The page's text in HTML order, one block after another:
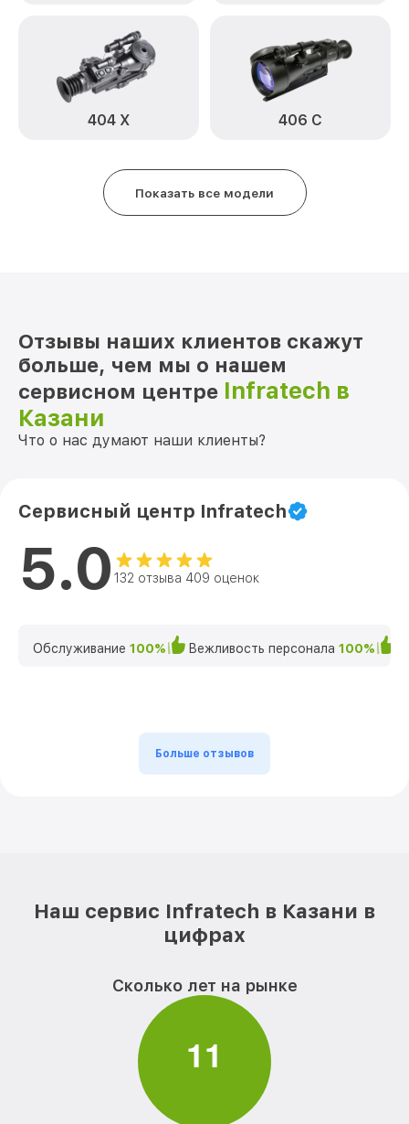
Замена дисплея (экрана) 406 ДK
Infratech
от 750₽
Прошивка (Обновление ПО) 406 ДK
Восстановление после попадания влаги
406 ДK Infratech
404 Х 406 С
Показать все модели
Отзывы наших клиентов скажут
больше, чем мы о нашем
сервисном центре Infratech в
Казани
Что о нас думают наши клиенты?
Сервисный центр Infratech
5.0 132 отзыва 409 оценок
Обслуживание 100% Вежливость персонала 100%
Больше отзывов
Наш сервис Infratech в Казани в
цифрах
Сколько лет на рынке
11